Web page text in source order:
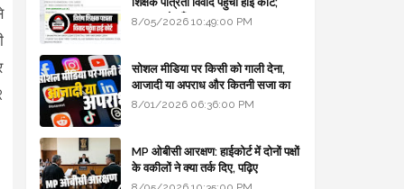
सरकार से माँगा जवाब
8/05/2026 10:49:00 PM
सोशल मीडिया पर किसी को गाली देना,
आजादी या अपराध और कितनी सजा का
प्रावधान - free legal advice
8/01/2026 06:36:00 PM
MP ओबीसी आरक्षण: हाईकोर्ट में दोनों पक्षों
के वकीलों ने क्या तर्क दिए, पढ़िए